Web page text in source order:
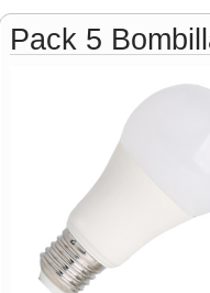
Pack 5